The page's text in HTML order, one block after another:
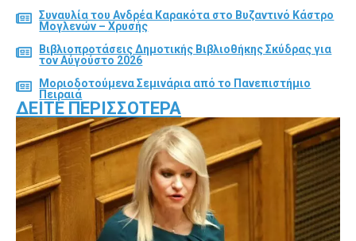
Συναυλία του Ανδρέα Καρακότα στο Βυζαντινό Κάστρο
Μογλενών – Χρυσής
Βιβλιοπροτάσεις Δημοτικής Βιβλιοθήκης Σκύδρας για
τον Αύγούστο 2026
Μοριοδοτούμενα Σεμινάρια από το Πανεπιστήμιο
Πειραιά
ΔΕΊΤΕ ΠΕΡΙΣΣΌΤΕΡΑ